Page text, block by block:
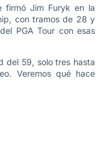
firmó Jim Furyk en la
con tramos de 28 y
PGA Tour con esas
del 59, solo tres hasta
Veremos qué hace